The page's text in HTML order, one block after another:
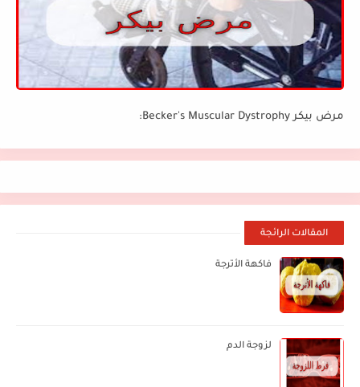
مرض بيكر Becker's Muscular Dystrophy:
المقالات الرائجة
فاكهة الأترجة
لزوجة الدم